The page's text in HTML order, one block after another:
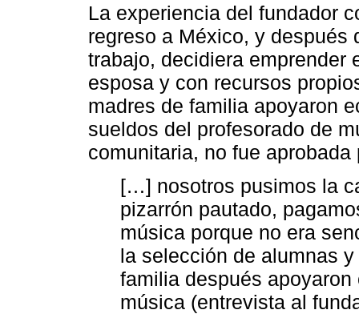
La experiencia del fundador
regreso a México, y después
trabajo, decidiera emprender
esposa y con recursos
madres de familia apoyaron
sueldos del profesorado de
comunitaria, no fue
[…] nosotros pusimos la
pizarrón pautado,
música porque no era
la selección de alumnas
familia después
música (entrevista al